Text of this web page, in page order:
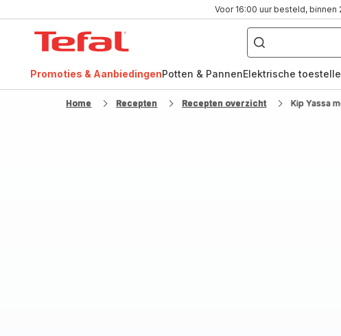
Voor 16:00 uur besteld, binnen
Waar
bent
naar
Promoties & AanbiedingenPotten & PannenElektrische
Home Recepten Recepten overzicht Kip Yassa